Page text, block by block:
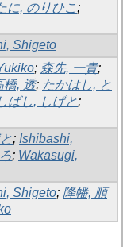
に, のりひこ;
Shigeto
; 森先, 一貴;
橋, 透; たかはし, と
ばし, しげと;
; Ishibashi,
; Wakasugi,
Shigeto; 降幡, 順